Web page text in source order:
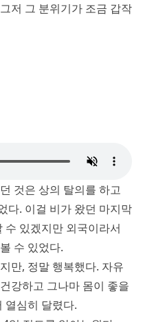
저 그 분위기가 조금 갑작
것은 상의 탈의를 하고
다. 이걸 비가 왔던 마지막
수 있겠지만 외국이라서
수 있었다.
만, 정말 행복했다. 자유
강하고 그나마 몸이 좋을
열심히 달렸다.